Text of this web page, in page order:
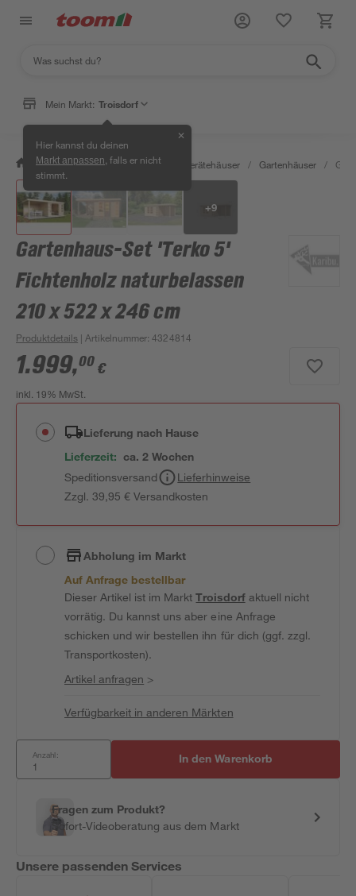
Mein Markt: Troisdorf
Hier kannst du deinen
Markt anpassen , falls er nicht
stimmt.
✕
/ Garten & Freizeit / Garten- & Gerätehäuser / Gartenhäuser /
+9
Gartenhaus-Set 'Terko 5'
Fichtenholz naturbelassen
210 x 522 x 246 cm
Produktdetails | Artikelnummer:4324814
1.999,00 €
inkl. 19% MwSt.
Lieferung nach Hause
Lieferzeit: ca. 2 Wochen
Speditionsversand
Lieferhinweise
Zzgl. 39,95 € Versandkosten
Abholung im Markt
Auf Anfrage bestellbar
Dieser Artikel ist im MarktTroisdorfaktuell nicht
vorrätig. Du kannst uns aber eine Anfrage
schicken und wir bestellen ihn für dich (ggf. zzgl.
Transportkosten).
Artikel anfragen >
Verfügbarkeit in anderen Märkten
Anzahl: In den Warenkorb
Fragen zum Produkt?
Sofort-Videoberatung aus dem Markt
Unsere passenden Services